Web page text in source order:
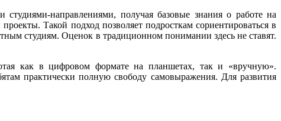
направлениями, получая базовые знания о работе на
Такой подход позволяет подросткам сориентироваться в
студиям. Оценок в традиционном понимании здесь не ставят.
как в цифровом формате на планшетах, так и «вручную».
практически полную свободу самовыражения. Для развития